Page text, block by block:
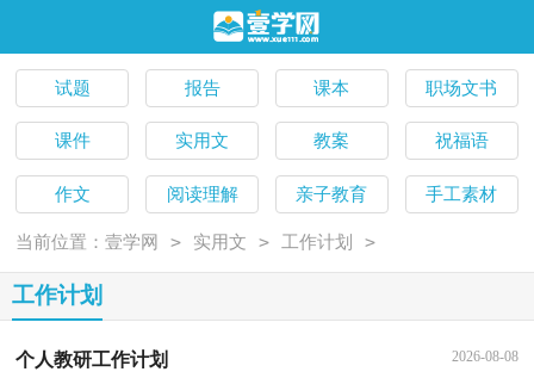
试题 报告 课本 职场文书
课件 实用文 教案 祝福语
作文 阅读理解 亲子教育 手工素材
当前位置：壹学网 > 实用文 > 工作计划 >
工作计划
个人教研工作计划 2026-08-08